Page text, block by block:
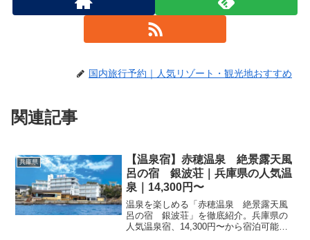
国内旅行予約｜人気リゾート・観光地おすすめ
関連記事
兵庫県
【温泉宿】赤穂温泉 絶景露天風
呂の宿 銀波荘｜兵庫県の人気温
泉｜14,300円〜
温泉を楽しめる「赤穂温泉 絶景露天風
呂の宿 銀波荘」を徹底紹介。兵庫県の
人気温泉宿、14,300円〜から宿泊可能。